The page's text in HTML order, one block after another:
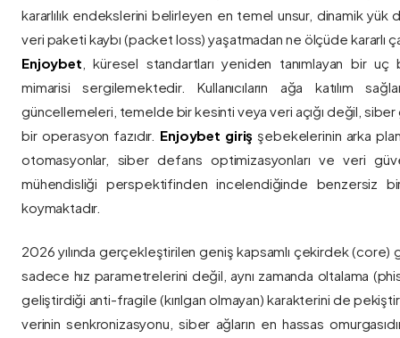
kararlılık endekslerini belirleyen en temel unsur, dinamik yük
veri paketi kaybı (packet loss) yaşatmadan ne ölçüde kararlı
Enjoybet , küresel standartları yeniden tanımlayan bir
mimarisi sergilemektedir. Kullanıcıların ağa katılım
güncellemeleri, temelde bir kesinti veya veri açığı değil, siber
bir operasyon fazıdır. Enjoybet giriş şebekelerinin arka
otomasyonlar, siber defans optimizasyonları ve veri
mühendisliği perspektifinden incelendiğinde benzersiz
koymaktadır.
2026 yılında gerçekleştirilen geniş kapsamlı çekirdek
sadece hız parametrelerini değil, aynı zamanda oltalama
geliştirdiği anti-fragile (kırılgan olmayan) karakterini de
verinin senkronizasyonu, siber ağların en hassas